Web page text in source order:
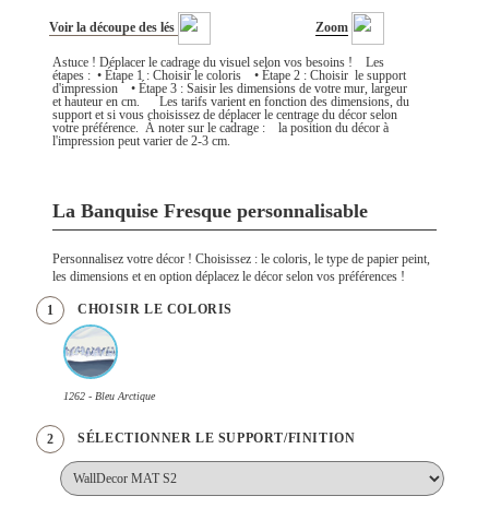
Voir la découpe des lés Zoom
Astuce ! Déplacer le cadrage du visuel selon vos besoins ! Les
étapes : • Étape 1 : Choisir le coloris • Étape 2 : Choisir le support
d'impression • Étape 3 : Saisir les dimensions de votre mur, largeur
et hauteur en cm. Les tarifs varient en fonction des dimensions, du
support et si vous choisissez de déplacer le centrage du décor selon
votre préférence. À noter sur le cadrage : la position du décor à
l'impression peut varier de 2-3 cm.
La Banquise Fresque personnalisable
Personnalisez votre décor ! Choisissez : le coloris, le type de papier peint,
les dimensions et en option déplacez le décor selon vos préférences !
1 CHOISIR LE COLORIS
1262 - Bleu Arctique
2 SÉLECTIONNER LE SUPPORT/FINITION